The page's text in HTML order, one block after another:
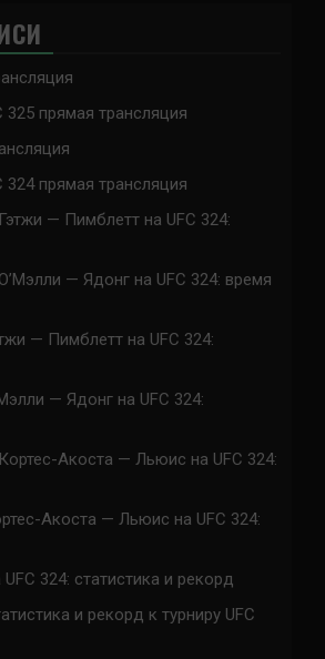
прямая трансляция
прямая трансляция
— Пимблетт на UFC 324:
— Ядонг на UFC 324: время
— Пимблетт на UFC 324:
— Ядонг на UFC 324:
Акоста — Льюис на UFC 324:
Акоста — Льюис на UFC 324:
324: статистика и рекорд
и рекорд к турниру UFC